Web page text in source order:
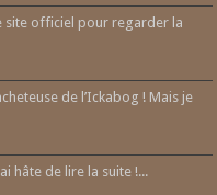
site officiel pour regarder la
de l’Ickabog ! Mais je
hâte de lire la suite !...